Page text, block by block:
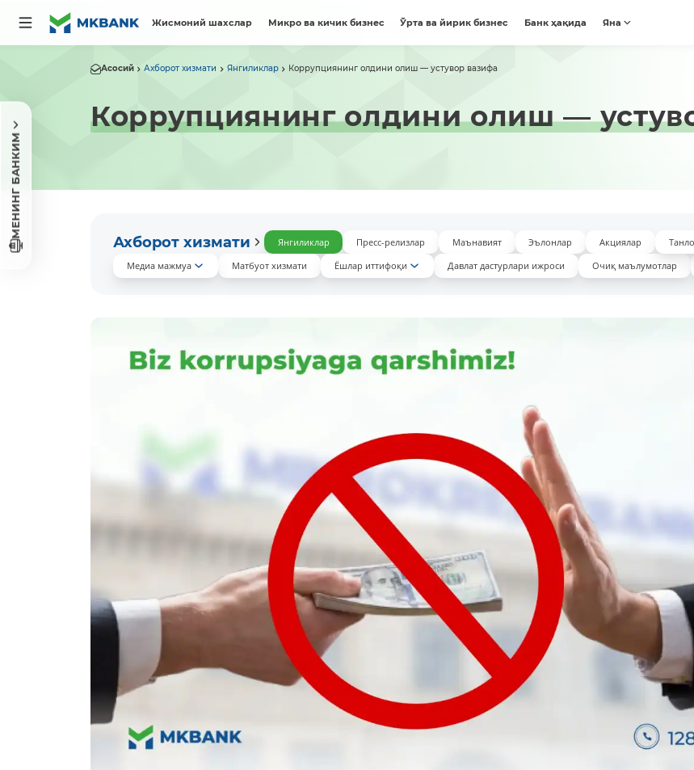
Жисмоний шахслар Микро ва кичик бизнес Ўрта ва йирик бизнес Банк ҳақида Яна
МЕНИНГ БАНКИМ
Асосий Ахборот хизмати Янгиликлар Коррупциянинг олдини олиш — устувор вазифа
Коррупциянинг олдини олиш —
Ахборот хизмати Янгиликлар Пресс-релизлар Маънавият Эълонлар Акциялар
Медиа мажмуа
Матбуот хизмати Ёшлар иттифоқи Давлат дастурлари ижроси Очиқ маълумотлар